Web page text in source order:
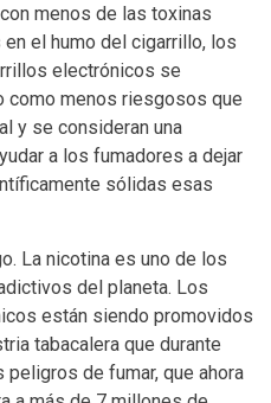
menos de las toxinas
el humo del cigarrillo, los
electrónicos se
como menos riesgosos que
y se consideran una
a los fumadores a dejar
sólidas esas
La nicotina es uno de los
del planeta. Los
están siendo promovidos
tabacalera que durante
de fumar, que ahora